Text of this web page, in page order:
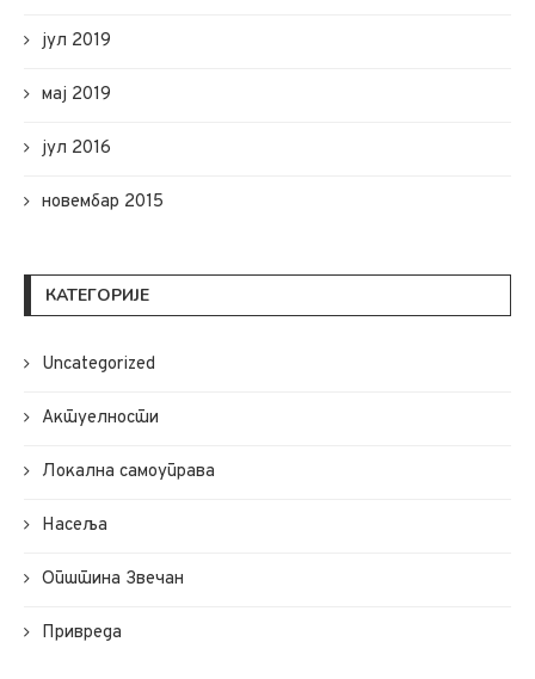
јул 2019
мај 2019
јул 2016
новембар 2015
КАТЕГОРИЈЕ
Uncategorized
Актуелности
Локална самоуправа
Насеља
Општина Звечан
Привреда